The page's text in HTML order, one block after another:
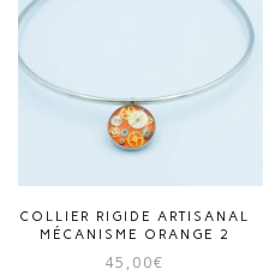
COLLIER RIGIDE ARTISANAL
MÉCANISME ORANGE 2
45,00€